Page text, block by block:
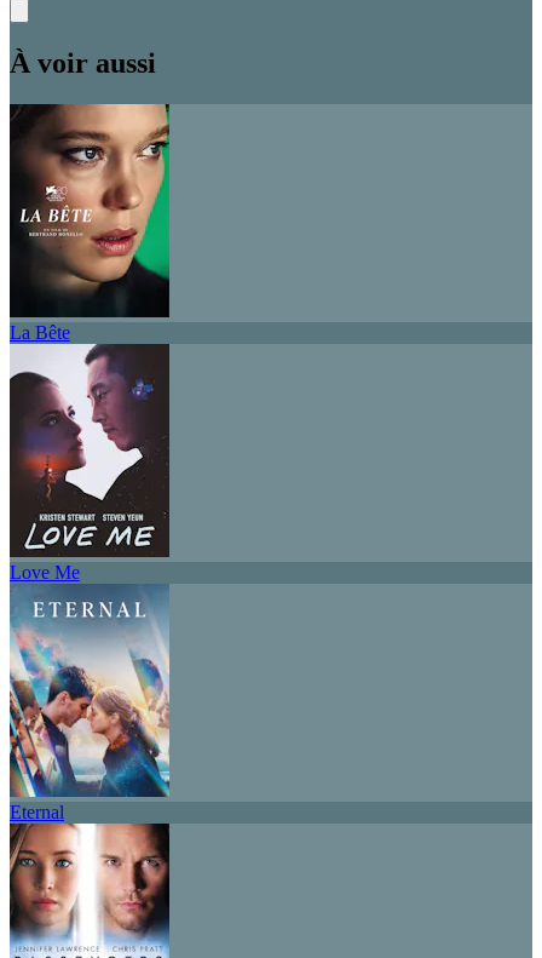
À voir aussi
La Bête
Love Me
Eternal